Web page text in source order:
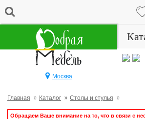
Москва
Главная Каталог Столы и стулья
Обращаем Ваше внимание на то, что в связи с